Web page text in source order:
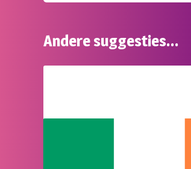
Andere suggesties…